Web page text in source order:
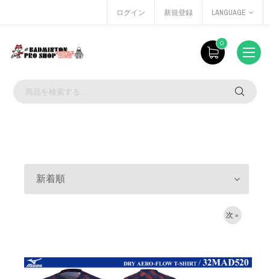
ログイン 新規登録 LANGUAGE
0
新着順
次 »